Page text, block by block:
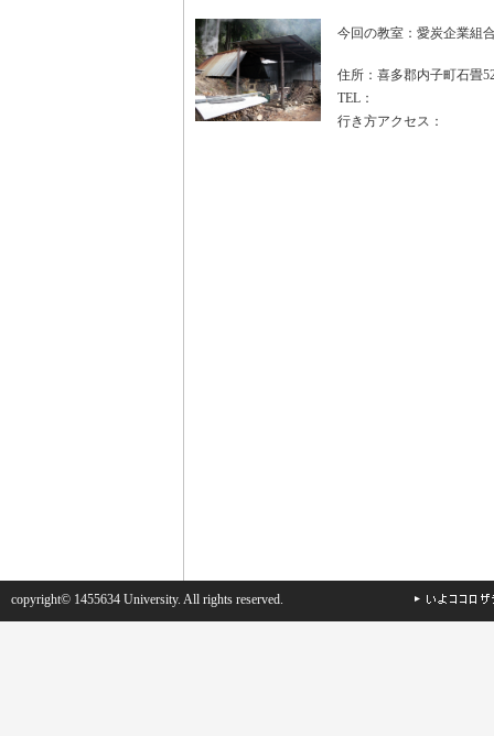
今回の教室：愛炭企業組
住所：喜多郡内子町石畳
TEL：
行き方アクセス：
copyright© 1455634 University. All rights reserved.